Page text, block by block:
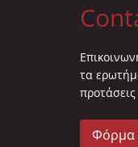
τα
Φόρμα